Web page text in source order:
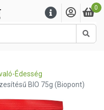
0
Édesség
BIO 75g (Biopont)